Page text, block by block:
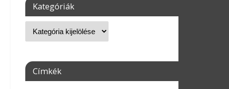
Kategóriák
Címkék